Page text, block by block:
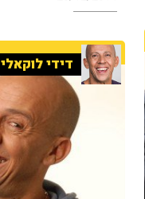
דידי לוקאלי